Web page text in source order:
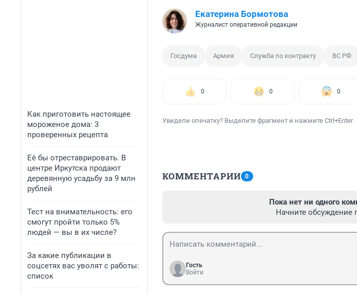
Как приготовить настоящее
мороженое дома: 3
проверенных рецепта
Её бы отреставрировать. В
центре Иркутска продают
деревянную усадьбу за 9 млн
рублей
Тест на внимательность: его
смогут пройти только 5%
людей — вы в их числе?
За какие публикации в
соцсетях вас уволят с работы:
список
Екатерина Бормотова
Журналист оперативной редакции
Госдума Армия Служба по контракту ВС РФ
0 0 0
Увидели опечатку? Выделите фрагмент и нажмите Ctrl+Enter
КОММЕНТАРИИ 0
Пока нет ни одного
Начните обсуждение
Гость
Войти